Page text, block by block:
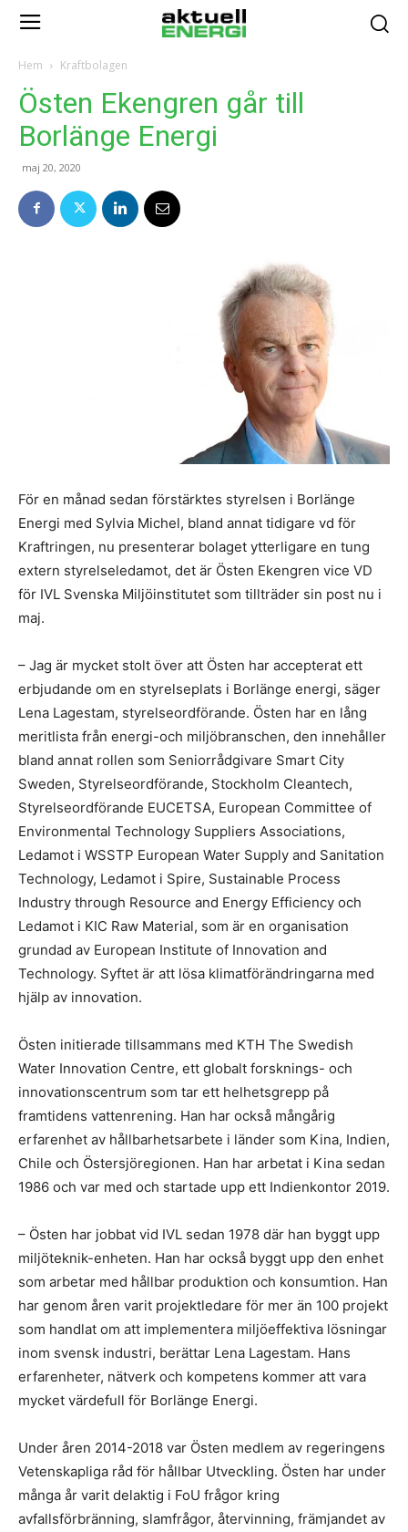
Hem Kraftbolagen
Östen Ekengren går till
Borlänge Energi
maj 20, 2020
För en månad sedan förstärktes styrelsen i Borlänge
Energi med Sylvia Michel, bland annat tidigare vd för
Kraftringen, nu presenterar bolaget ytterligare en tung
extern styrelseledamot, det är Östen Ekengren vice VD
för IVL Svenska Miljöinstitutet som tillträder sin post nu i
maj.
– Jag är mycket stolt över att Östen har accepterat ett
erbjudande om en styrelseplats i Borlänge energi, säger
Lena Lagestam, styrelseordförande. Östen har en lång
meritlista från energi-och miljöbranschen, den innehåller
bland annat rollen som Seniorrådgivare Smart City
Sweden, Styrelseordförande, Stockholm Cleantech,
Styrelseordförande EUCETSA, European Committee of
Environmental Technology Suppliers Associations,
Ledamot i WSSTP European Water Supply and Sanitation
Technology, Ledamot i Spire, Sustainable Process
Industry through Resource and Energy Efficiency och
Ledamot i KIC Raw Material, som är en organisation
grundad av European Institute of Innovation and
Technology. Syftet är att lösa klimatförändringarna med
hjälp av innovation.
Östen initierade tillsammans med KTH The Swedish
Water Innovation Centre, ett globalt forsknings- och
innovationscentrum som tar ett helhetsgrepp på
framtidens vattenrening. Han har också mångårig
erfarenhet av hållbarhetsarbete i länder som Kina, Indien,
Chile och Östersjöregionen. Han har arbetat i Kina sedan
1986 och var med och startade upp ett Indienkontor 2019.
– Östen har jobbat vid IVL sedan 1978 där han byggt upp
miljöteknik-enheten. Han har också byggt upp den enhet
som arbetar med hållbar produktion och konsumtion. Han
har genom åren varit projektledare för mer än 100 projekt
som handlat om att implementera miljöeffektiva lösningar
inom svensk industri, berättar Lena Lagestam. Hans
erfarenheter, nätverk och kompetens kommer att vara
mycket värdefull för Borlänge Energi.
Under åren 2014-2018 var Östen medlem av regeringens
Vetenskapliga råd för hållbar Utveckling. Östen har under
många år varit delaktig i FoU frågor kring
avfallsförbränning, slamfrågor, återvinning, främjandet av